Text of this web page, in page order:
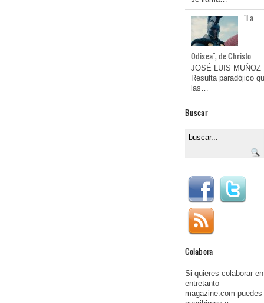
"La
Odisea", de Christo…
JOSÉ LUIS MUÑOZ
Resulta paradójico
las…
Buscar
Colabora
Si quieres colaborar en
entretanto
magazine.com puedes